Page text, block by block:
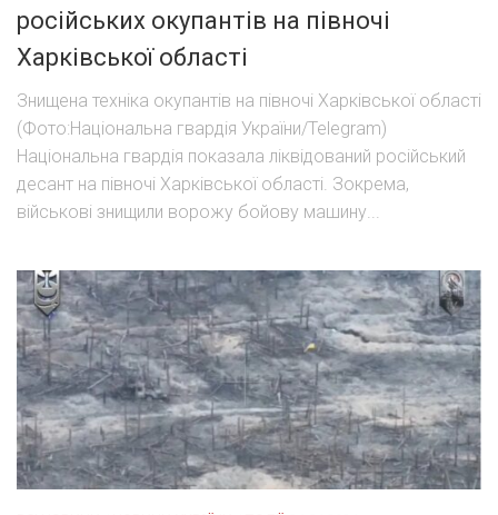
російських окупантів на півночі
Харківської області
Знищена техніка окупантів на півночі Харківської області
(Фото:Національна гвардія України/Telegram)
Національна гвардія показала ліквідований російський
десант на півночі Харківської області. Зокрема,
військові знищили ворожу бойову машину...